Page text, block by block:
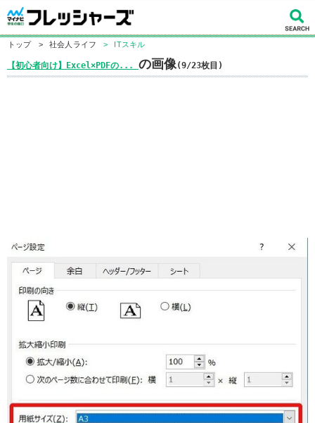
トップ > 社会人ライフ > ITスキル
【初心者向け】Excel×PDFの... の画像(9/23枚目)